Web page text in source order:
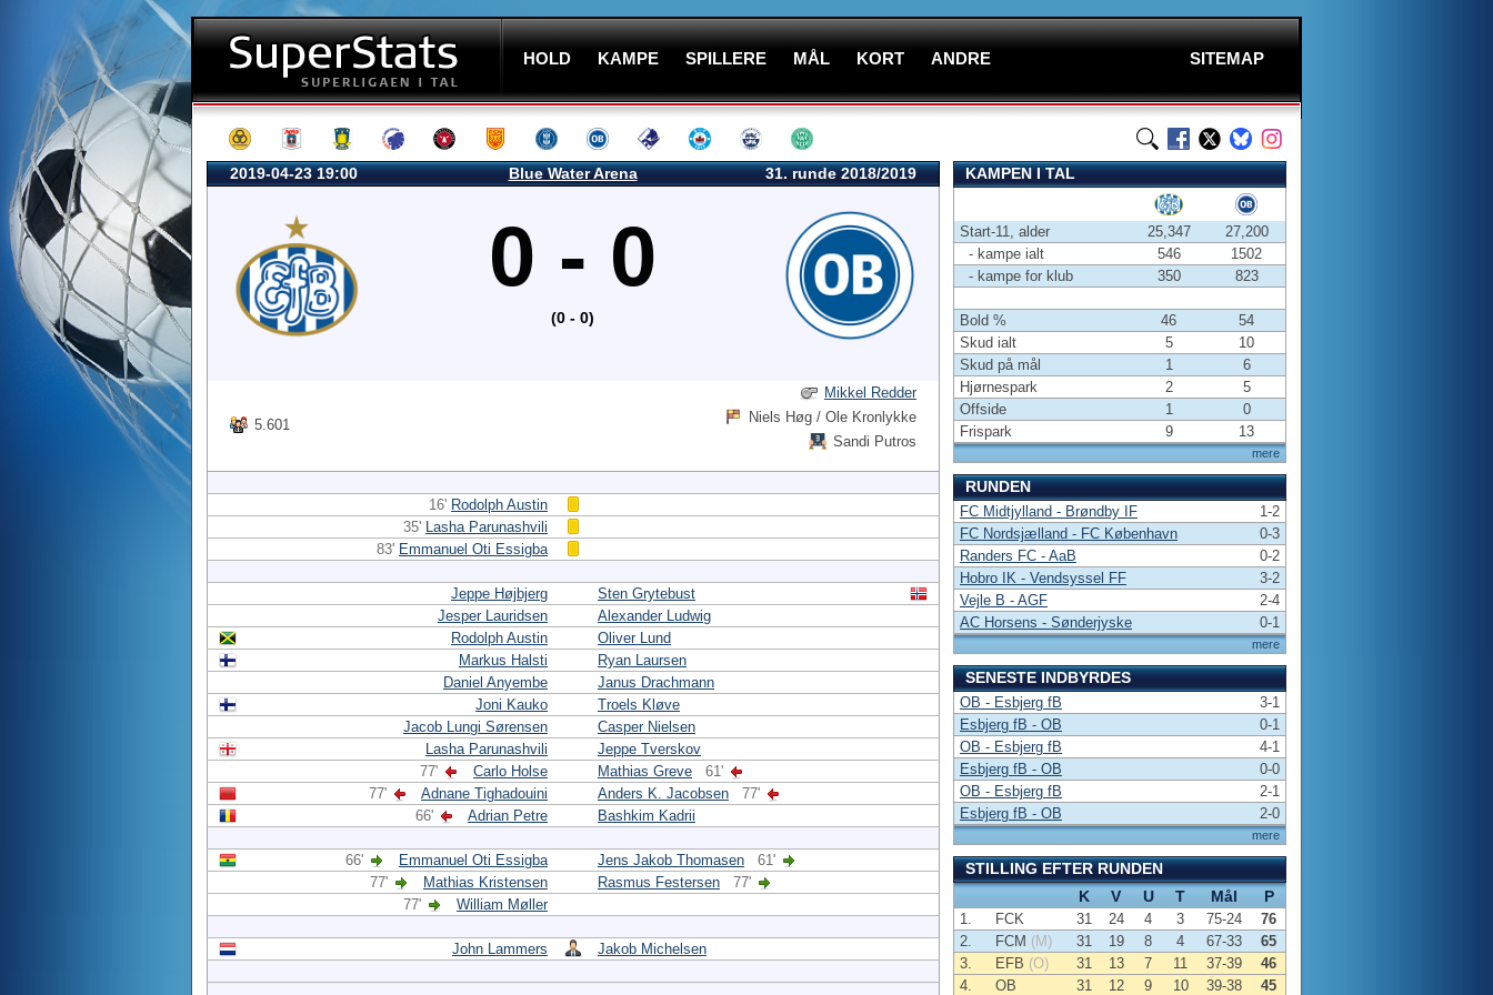
HOLD KAMPE SPILLERE MÅL KORT ANDRE SITEMAP
2019-04-23 19:00 Blue Water Arena 31. runde 2018/2019
0 - 0
(0 - 0)
5.601
Mikkel Redder
Niels Høg / Ole Kronlykke
Sandi Putros
16' Rodolph Austin
35' Lasha Parunashvili
83' Emmanuel Oti Essigba
Jeppe Højbjerg
Sten Grytebust
Jesper Lauridsen
Alexander Ludwig
Rodolph Austin
Oliver Lund
Markus Halsti
Ryan Laursen
Daniel Anyembe
Janus Drachmann
Joni Kauko
Troels Kløve
Jacob Lungi Sørensen
Casper Nielsen
Lasha Parunashvili
Jeppe Tverskov
77'
Carlo Holse Mathias Greve
61'
77'
Adnane Tighadouini Anders K. Jacobsen
77'
66'
Adrian Petre Bashkim Kadrii
66' Emmanuel Oti Essigba Jens Jakob Thomasen
61'
77'
Mathias Kristensen Rasmus Festersen
77'
77'
William Møller
John Lammers Jakob Michelsen
KAMPEN I TAL
mere
Start-11, alder 25,347
27,200
- kampe ialt
546
1502
- kampe for klub
350 823
Bold % 46
54
Skud ialt
5
10
Skud på mål
1
6
Hjørnespark
2
5
Offside
1
0
Frispark
9 13
RUNDEN
mere
FC Midtjylland - Brøndby IF
1-2
FC Nordsjælland - FC København
0-3
Randers FC - AaB
0-2
Hobro IK - Vendsyssel FF
3-2
Vejle B - AGF
2-4
AC Horsens - Sønderjyske
0-1
SENESTE INDBYRDES
mere
OB - Esbjerg fB
3-1
Esbjerg fB - OB
0-1
OB - Esbjerg fB
4-1
Esbjerg fB - OB
0-0
OB - Esbjerg fB
2-1
Esbjerg fB - OB
2-0
STILLING EFTER RUNDEN
K
V U T Mål P
1. FCK 31 24 4 3 75-24
76
2.
FCM (M) 31 19 8 4 67-33
65
3.
EFB (O) 31 13 7 11 37-39
46
4.
OB 31 12 9 10 39-38 45